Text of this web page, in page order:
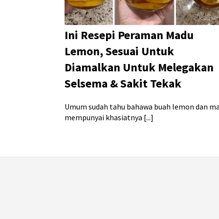
Ini Resepi Peraman Madu
Lemon, Sesuai Untuk
Diamalkan Untuk Melegakan
Selsema & Sakit Tekak
Umum sudah tahu bahawa buah lemon dan
mempunyai khasiatnya [...]